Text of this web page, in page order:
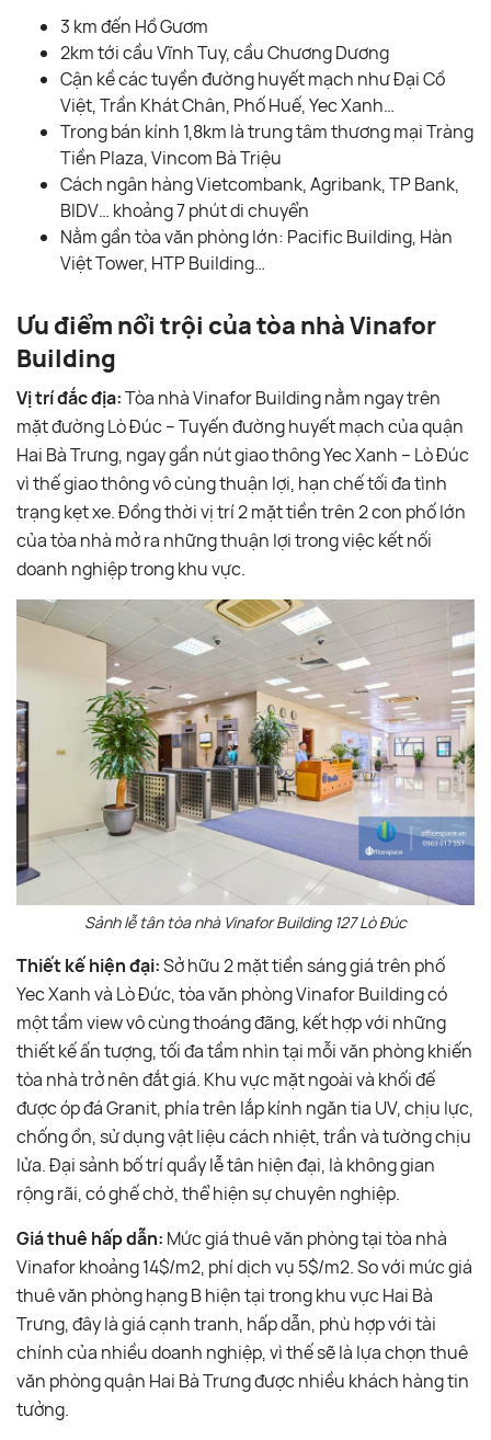
3 km đến Hồ Gươm
2km tới cầu Vĩnh Tuy, cầu Chương Dương
Cận kề các tuyền đường huyết mạch như Đại Cồ
Việt, Trần Khát Chân, Phố Huế, Yec Xanh…
Trong bán kính 1,8km là trung tâm thương mại Tràng
Tiền Plaza, Vincom Bà Triệu
Cách ngân hàng Vietcombank, Agribank, TP Bank,
BIDV… khoảng 7 phút di chuyển
Nằm gần tòa văn phòng lớn: Pacific Building, Hàn
Việt Tower, HTP Building…
Ưu điểm nổi trội của tòa nhà Vinafor
Building
Vị trí đắc địa:Tòa nhà Vinafor Building nằm ngay trên
mặt đường Lò Đúc – Tuyến đường huyết mạch của quận
Hai Bà Trưng, ngay gần nút giao thông Yec Xanh – Lò Đúc
vì thế giao thông vô cùng thuận lợi, hạn chế tối đa tình
trạng kẹt xe. Đồng thời vị trí 2 mặt tiền trên 2 con phố lớn
của tòa nhà mở ra những thuận lợi trong việc kết nối
doanh nghiệp trong khu vực.
Sảnh lễ tân tòa nhà Vinafor Building 127 Lò Đúc
Thiết kế hiện đại:Sở hữu 2 mặt tiền sáng giá trên phố
Yec Xanh và Lò Đức, tòa văn phòng Vinafor Building có
một tầm view vô cùng thoáng đãng, kết hợp với những
thiết kế ấn tượng, tối đa tầm nhìn tại mỗi văn phòng khiến
tòa nhà trở nên đắt giá. Khu vực mặt ngoài và khối đế
được óp đá Granit, phía trên lắp kính ngăn tia UV, chịu lực,
chống ồn, sử dụng vật liệu cách nhiệt, trần và tường chịu
lửa. Đại sảnh bố trí quầy lễ tân hiện đại, là không gian
rộng rãi, có ghế chờ, thể hiện sự chuyên nghiệp.
Giá thuê hấp dẫn: Mức giá thuê văn phòng tại tòa nhà
Vinafor khoảng 14$/m2, phí dịch vụ 5$/m2. So với mức giá
thuê văn phòng hạng B hiện tại trong khu vực Hai Bà
Trưng, đây là giá cạnh tranh, hấp dẫn, phù hợp với tài
chính của nhiều doanh nghiệp, vì thế sẽ là lựa chọn thuê
văn phòng quận Hai Bà Trưng được nhiều khách hàng tin
tưởng.